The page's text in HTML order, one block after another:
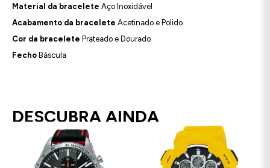
Material da bracelete Aço Inoxidável
Acabamento da bracelete Acetinado e Polido
Cor da bracelete Prateado e Dourado
Fecho Báscula
DESCUBRA AINDA